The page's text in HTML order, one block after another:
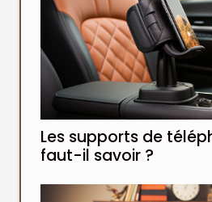
Les supports de
faut-il savoir ?